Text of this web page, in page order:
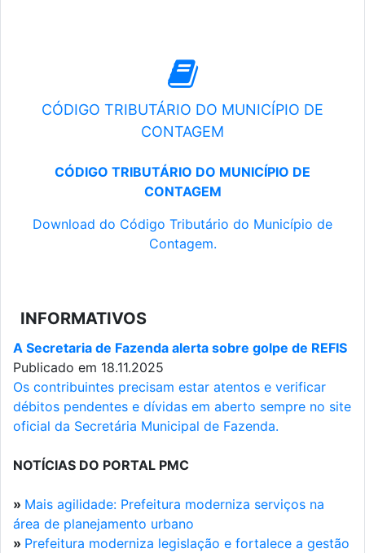
CÓDIGO TRIBUTÁRIO DO MUNICÍPIO DE
CONTAGEM
CÓDIGO TRIBUTÁRIO DO MUNICÍPIO DE
CONTAGEM
Download do Código Tributário do Município de
Contagem.
INFORMATIVOS
A Secretaria de Fazenda alerta sobre golpe de REFIS
Publicado em 18.11.2025
Os contribuintes precisam estar atentos e verificar
débitos pendentes e dívidas em aberto sempre no site
oficial da Secretária Municipal de Fazenda.
NOTÍCIAS DO PORTAL PMC
» Mais agilidade: Prefeitura moderniza serviços na
área de planejamento urbano
» Prefeitura moderniza legislação e fortalece a gestão